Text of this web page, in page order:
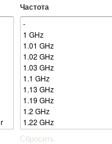
Частота
Сбросить